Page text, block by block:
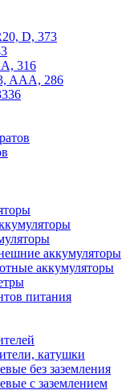
D, 373
316
AAA, 286
аккумуляторы
аккумуляторы
питания
катушки
без заземления
с заземлением